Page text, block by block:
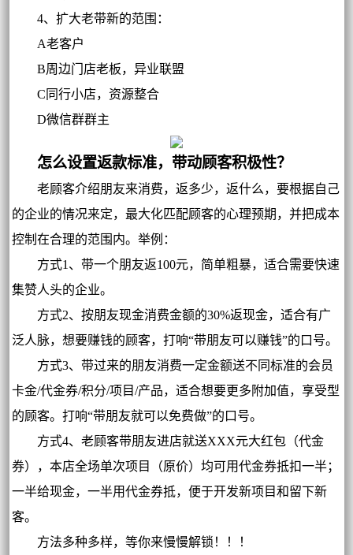
4、扩大老带新的范围：
A老客户
B周边门店老板，异业联盟
C同行小店，资源整合
D微信群群主
怎么设置返款标准，带动顾客积极性？
老顾客介绍朋友来消费，返多少，返什么，要根据自己
的企业的情况来定，最大化匹配顾客的心理预期，并把成本
控制在合理的范围内。举例：
方式1、带一个朋友返100元，简单粗暴，适合需要快速
集赞人头的企业。
方式2、按朋友现金消费金额的30%返现金，适合有广
泛人脉，想要赚钱的顾客，打响“带朋友可以赚钱”的口号。
方式3、带过来的朋友消费一定金额送不同标准的会员
卡金/代金券/积分/项目/产品，适合想要更多附加值，享受型
的顾客。打响“带朋友就可以免费做”的口号。
方式4、老顾客带朋友进店就送XXX元大红包（代金
券），本店全场单次项目（原价）均可用代金券抵扣一半；
一半给现金，一半用代金券抵，便于开发新项目和留下新
客。
方法多种多样，等你来慢慢解锁！！！